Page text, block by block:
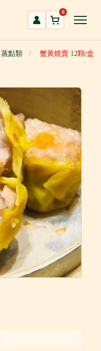
0
蒸點類 蟹黃燒賣 12顆/盒